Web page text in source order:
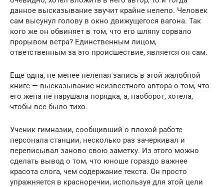
данное высказывание звучит крайне нелепо. Человек
сам высунул голову в окно движущегося вагона. Так
кого же он обвиняет в том, что его шляпу сорвало
прорывом ветра? Единственным лицом,
ответственным за это происшествие, является он сам.
Еще одна, не менее нелепая запись в этой жалобной
книге — высказывание неизвестного автора о том, что
его жена не нарушала порядка, а, наоборот, хотела,
чтобы все было тихо.
Ученик гимназии, сообщивший о плохой работе
персонала станции, несколько раз зачеркивал и
переписывал заново свою заметку. Из этого можно
сделать вывод о том, что юноше гораздо важнее
красота слога, чем содержание текста. Он просто
упражняется в красноречии, используя для этой цели